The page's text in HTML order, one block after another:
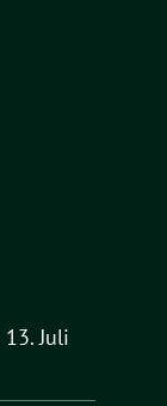
13. Juli